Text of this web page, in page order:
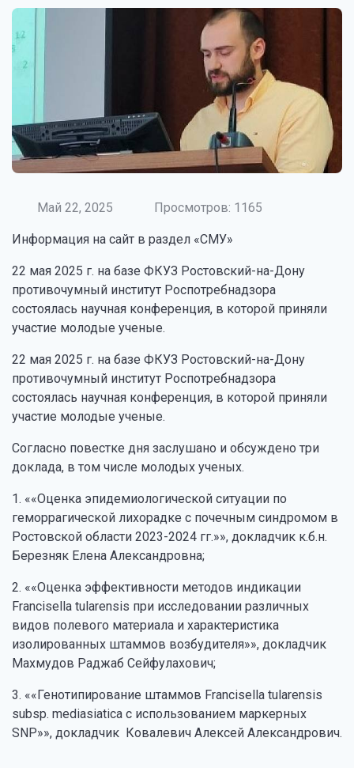
Май 22, 2025 Просмотров: 1165
Информация на сайт в раздел «СМУ»
22 мая 2025 г. на базе ФКУЗ Ростовский-на-Дону
противочумный институт Роспотребнадзора
состоялась научная конференция, в которой приняли
участие молодые ученые.
22 мая 2025 г. на базе ФКУЗ Ростовский-на-Дону
противочумный институт Роспотребнадзора
состоялась научная конференция, в которой приняли
участие молодые ученые.
Согласно повестке дня заслушано и обсуждено три
доклада, в том числе молодых ученых.
1. ««Оценка эпидемиологической ситуации по
геморрагической лихорадке с почечным синдромом в
Ростовской области 2023-2024 гг.»», докладчик к.б.н.
Березняк Елена Александровна;
2. ««Оценка эффективности методов индикации
Francisella tularensis при исследовании различных
видов полевого материала и характеристика
изолированных штаммов возбудителя»», докладчик
Махмудов Раджаб Сейфулахович;
3. ««Генотипирование штаммов Francisella tularensis
subsp. mediasiatica с использованием маркерных
SNP»», докладчик Ковалевич Алексей Александрович.